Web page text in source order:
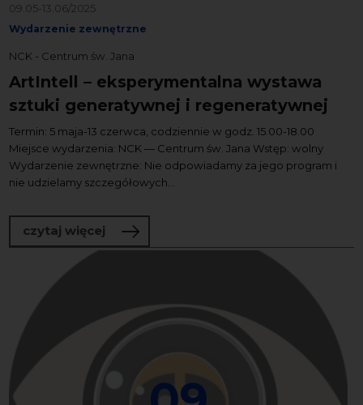
09.05-13.06/2025
Wydarzenie zewnętrzne
NCK - Centrum św. Jana
ArtIntell – eksperymentalna wystawa
sztuki generatywnej i regeneratywnej
Termin: 5 maja-13 czerwca, codziennie w godz. 15.00-18.00
Miejsce wydarzenia: NCK — Centrum św. Jana Wstęp: wolny
Wydarzenie zewnętrzne: Nie odpowiadamy za jego program i
nie udzielamy szczegółowych...
czytaj więcej o ArtIntell – eksperymentalna